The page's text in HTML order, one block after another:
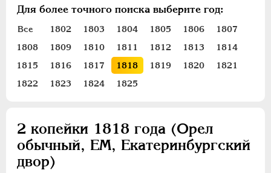
Для более точного поиска выберите год:
Все 1802 1803 1804 1805 1806
1807
1808
1809 1810 1811 1812 1813
1814
1815
1816 1817 1818 1819 1820
1821
1822
1823 1824 1825
2 копейки 1818 года (Орел
обычный, ЕМ, Екатеринбургский
двор)
ЕЛИЗАВЕТА 1741-1762
ПЕТР III
1762-1762
ЕКАТЕРИНА II
1762-1796
ПАВЕЛ I 1796-1801
1801-1825
Медь
5 копеек